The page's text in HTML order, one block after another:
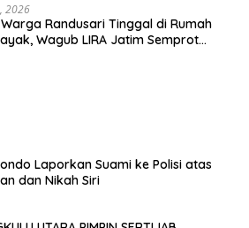
2026
Warga Randusari Tinggal di Rumah
Wagub LIRA Jatim Semprot
Laporkan Suami ke Polisi atas
dan Nikah Siri